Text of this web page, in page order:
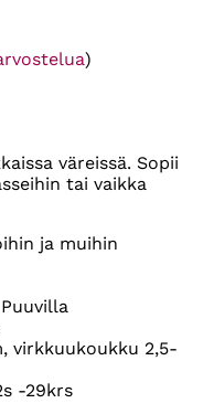
)
väreissä. Sopii
tai vaikka
ja muihin
virkkuukoukku 2,5-
-29krs